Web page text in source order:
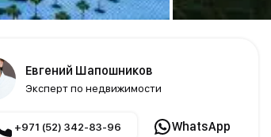
Евгений Шапошников
Эксперт по недвижимости
+971 (52) 342-83-96 WhatsApp